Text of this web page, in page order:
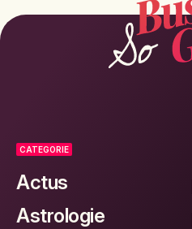
CATEGORIE
Actus
Astrologie